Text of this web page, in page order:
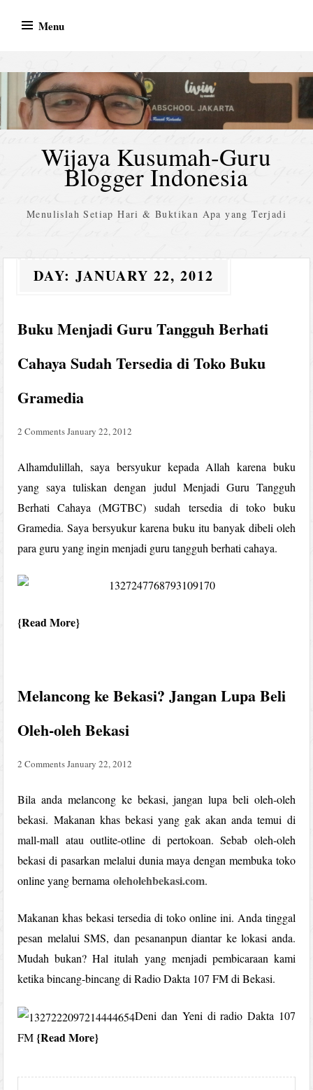
Menu
Wijaya Kusumah-Guru
Blogger Indonesia
Menulislah Setiap Hari & Buktikan Apa yang Terjadi
DAY:JANUARY 22, 2012
Buku Menjadi Guru Tangguh Berhati
Cahaya Sudah Tersedia di Toko Buku
Gramedia
2 CommentsJanuary 22, 2012
Alhamdulillah, saya bersyukur kepada Allah karena buku
yang saya tuliskan dengan judul Menjadi Guru Tangguh
Berhati Cahaya (MGTBC) sudah tersedia di toko buku
Gramedia. Saya bersyukur karena buku itu banyak dibeli oleh
para guru yang ingin menjadi guru tangguh berhati cahaya.
Read More
Melancong ke Bekasi? Jangan Lupa Beli
Oleh-oleh Bekasi
2 CommentsJanuary 22, 2012
Bila anda melancong ke bekasi, jangan lupa beli oleh-oleh
bekasi. Makanan khas bekasi yang gak akan anda temui di
mall-mall atau outlite-otline di pertokoan. Sebab oleh-oleh
bekasi di pasarkan melalui dunia maya dengan membuka toko
online yang bernamaoleholehbekasi.com.
Makanan khas bekasi tersedia di toko online ini. Anda tinggal
pesan melalui SMS, dan pesananpun diantar ke lokasi anda.
Mudah bukan? Hal itulah yang menjadi pembicaraan kami
ketika bincang-bincang di Radio Dakta 107 FM di Bekasi.
Deni dan Yeni di radio Dakta 107
FM Read More